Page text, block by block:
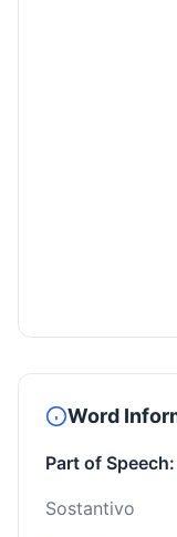
Word
Part of Speech:
Sostantivo